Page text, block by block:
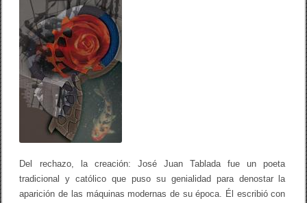
p
é
t
a
l
a
/
G
o
n
z
l
a
Del rechazo, la creación: José Juan Tablada fue un poeta
tradicional y católico que puso su genialidad para denostar la
aparición de las máquinas modernas de su época. Él escribió con